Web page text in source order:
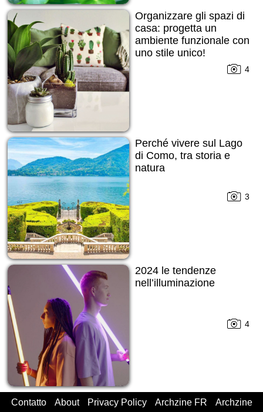
Organizzare gli spazi di
casa: progetta un
ambiente funzionale con
uno stile unico!
4
Perché vivere sul Lago
di Como, tra storia e
natura
3
2024 le tendenze
nell’illuminazione
4
Contatto About Privacy Policy Archzine FR Archzine